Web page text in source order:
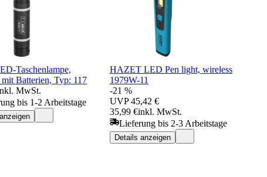
Taschenlampe,
Batterien, Typ: 117
MwSt.
bis 1-2 Arbeitstage
HAZET LED Pen light, wireless
1979W-11
-21 %
UVP 45,42 €
35,99 €inkl. MwSt.
Lieferung bis 2-3 Arbeitstage
Details anzeigen